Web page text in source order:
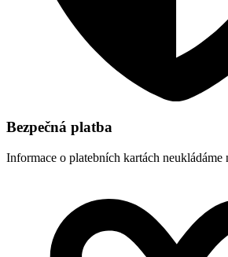
Bezpečná platba
Informace o platebních kartách neukládáme